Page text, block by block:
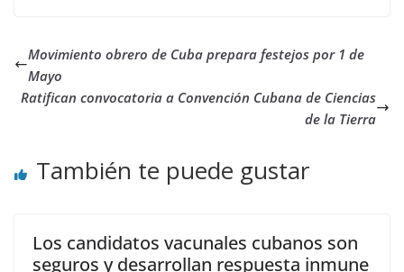
Movimiento obrero de Cuba prepara festejos por 1 de
Mayo
Ratifican convocatoria a Convención Cubana de Ciencias
de la Tierra
También te puede gustar
Los candidatos vacunales cubanos son
seguros y desarrollan respuesta inmune